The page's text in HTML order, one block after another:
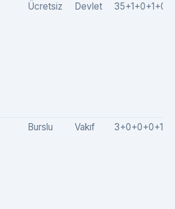
Ücretsiz Devlet 35+1+0+1+0
Burslu Vakıf 3+0+0+0+1